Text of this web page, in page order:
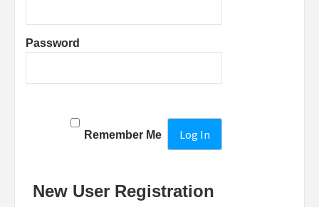
Password
Remember Me
New User Registration